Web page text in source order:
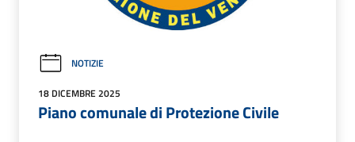
NOTIZIE
18 DICEMBRE 2025
Piano comunale di Protezione Civile